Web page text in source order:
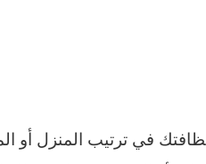
في ترتيب المنزل أو